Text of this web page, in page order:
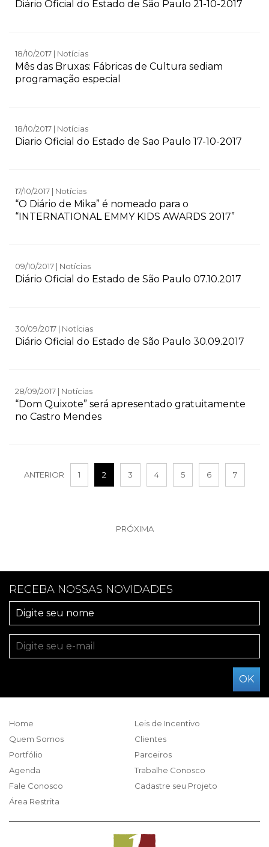
Diário Oficial do Estado de São Paulo 21-10-2017
18/10/2017 | Notícias
Mês das Bruxas: Fábricas de Cultura sediam
programação especial
18/10/2017 | Notícias
Diario Oficial do Estado de Sao Paulo 17-10-2017
17/10/2017 | Notícias
“O Diário de Mika” é nomeado para o
“INTERNATIONAL EMMY KIDS AWARDS 2017”
09/10/2017 | Notícias
Diário Oficial do Estado de São Paulo 07.10.2017
30/09/2017 | Notícias
Diário Oficial do Estado de São Paulo 30.09.2017
28/09/2017 | Notícias
“Dom Quixote” será apresentado gratuitamente
no Castro Mendes
ANTERIOR 1 2 3 4 5 6 7
PRÓXIMA
RECEBA NOSSAS NOVIDADES
Home
Quem Somos
Portfólio
Leis de Incentivo
Clientes
Parceiros
Agenda
Fale Conosco
Área Restrita
Trabalhe Conosco
Cadastre seu Projeto